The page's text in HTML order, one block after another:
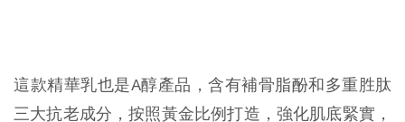
這款精華乳也是A醇產品，含有補骨脂酚和多重胜肽
三大抗老成分，按照黃金比例打造，強化肌底緊實，